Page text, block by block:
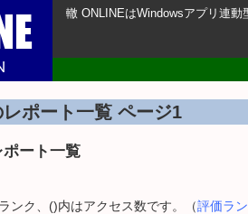
轍 ONLINEはWindowsアプリ連
ポート一覧 ページ1
ート一覧
ンク、()内はアクセス数です。（評価ラ